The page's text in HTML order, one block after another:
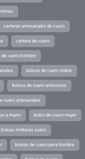
carteras artesanales de cuero
cartera de cuero
de cuero hombre
bolsos de cuero online
bolsos de cuero artesanos
cuero artesanales
a mano bolso de cuero mujer
boinas militares cuero
boinas de cuero para hombre